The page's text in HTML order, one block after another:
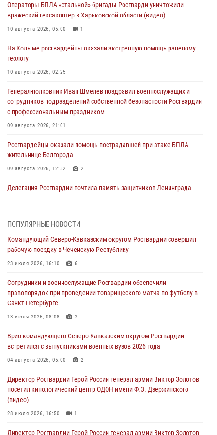
Операторы БПЛА «стальной» бригады Росгварди уничтожили
вражеский гексакоптер в Харьковской области (видео)
10 августа 2026, 05:00 1
На Колыме росгвардейцы оказали экстренную помощь раненому
геологу
10 августа 2026, 02:25
Генерал-полковник Иван Шмелев поздравил военнослужащих и
сотрудников подразделений собственной безопасности Росгвардии
с профессиональным праздником
09 августа 2026, 21:01
Росгвардейцы оказали помощь пострадавшей при атаке БПЛА
жительнице Белгорода
09 августа 2026, 12:52 2
Делегация Росгвардии почтила память защитников Ленинграда
«Я расскажу вам о Герое»: подвиг Героя России Сергея Перца
09 августа 2026, 11:00
Росгвардейцы в зоне СВО передали подарки детям и помогли
09 августа 2026, 09:00
В Чеченской Республике пожарные расчеты Росгвардии и МЧС
отработали межведомственное взаимодействие
В Центральных регионах России продолжается ведомственная
акция «Каникулы с Росгвардией»
ПОПУЛЯРНЫЕ НОВОСТИ
Командующий Северо-Кавказским округом Росгвардии совершил
рабочую поездку в Чеченскую Республику
23 июля 2026, 16:10 6
Сотрудники и военнослужащие Росгвардии обеспечили
правопорядок при проведении товарищеского матча по футболу в
Санкт-Петербурге
13 июля 2026, 08:08 2
Врио командующего Северо-Кавказским округом Росгвардии
встретился с выпускниками военных вузов 2026 года
04 августа 2026, 05:00 2
Директор Росгвардии Герой России генерал армии Виктор Золотов
посетил кинологический центр ОДОН имени Ф.Э. Дзержинского
(видео)
28 июля 2026, 16:50 1
Директор Росгвардии Герой России генерал армии Виктор Золотов